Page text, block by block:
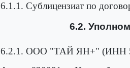
6.1.1. Сублицензиат по
6.2.
6.2.1. ООО "ТАЙ ЯН+" (ИНН